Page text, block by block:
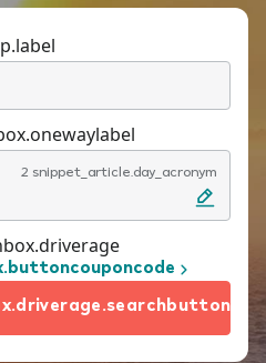
2 snippet_article.day_acronym